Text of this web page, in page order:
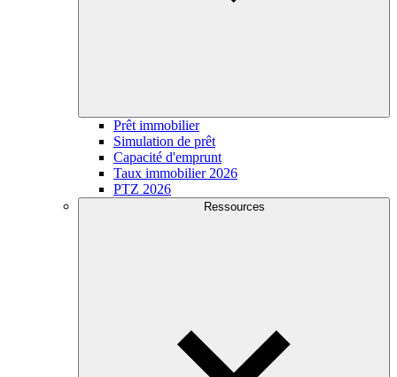
Prêt immobilier
Simulation de prêt
Capacité d'emprunt
Taux immobilier 2026
PTZ 2026
Ressources